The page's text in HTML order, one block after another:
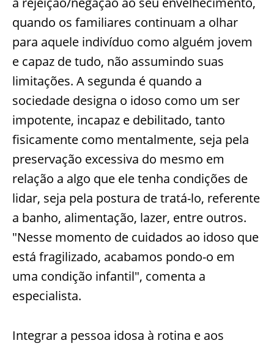
quando os familiares continuam a olhar
para aquele indivíduo como alguém jovem
e capaz de tudo, não assumindo suas
limitações. A segunda é quando a
sociedade designa o idoso como um ser
impotente, incapaz e debilitado, tanto
fisicamente como mentalmente, seja pela
preservação excessiva do mesmo em
relação a algo que ele tenha condições de
lidar, seja pela postura de tratá-lo, referente
a banho, alimentação, lazer, entre outros.
"Nesse momento de cuidados ao idoso que
está fragilizado, acabamos pondo-o em
uma condição infantil", comenta a
especialista.
Integrar a pessoa idosa à rotina e aos